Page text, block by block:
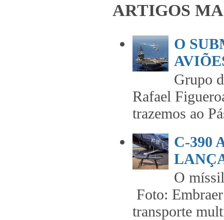
ARTIGOS
O
Grupo
Rafael
trazemos ao
C-390
O
Foto:
transporte